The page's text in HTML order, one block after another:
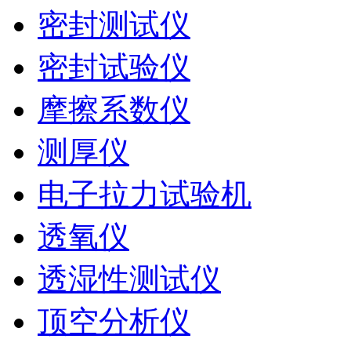
密封测试仪
密封试验仪
摩擦系数仪
测厚仪
电子拉力试验机
透氧仪
透湿性测试仪
顶空分析仪